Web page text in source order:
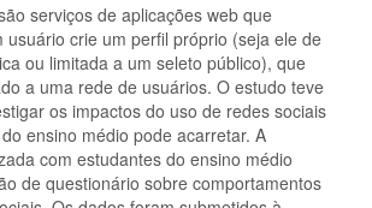
serviços de aplicações web que
usuário crie um perfil próprio (seja ele de
ou limitada a um seleto público), que
a uma rede de usuários. O estudo teve
os impactos do uso de redes sociais
ensino médio pode acarretar. A
com estudantes do ensino médio
de questionário sobre comportamentos